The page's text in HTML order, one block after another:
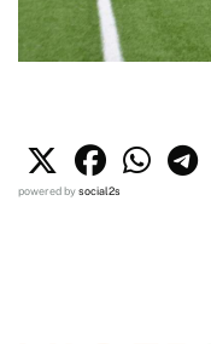
powered bysocial2s